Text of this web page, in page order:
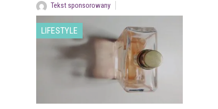
Tekst sponsorowany
LIFESTYLE